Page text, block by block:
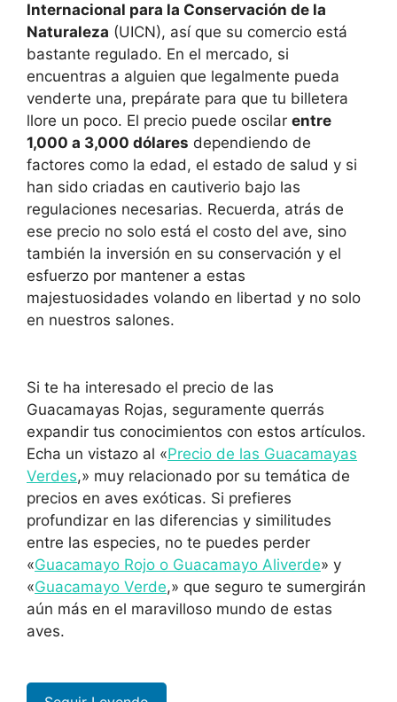
Internacional para la Conservación de la
Naturaleza (UICN), así que su comercio está
bastante regulado. En el mercado, si
encuentras a alguien que legalmente pueda
venderte una, prepárate para que tu billetera
llore un poco. El precio puede oscilar entre
1,000 a 3,000 dólares dependiendo de
factores como la edad, el estado de salud y si
han sido criadas en cautiverio bajo las
regulaciones necesarias. Recuerda, atrás de
ese precio no solo está el costo del ave, sino
también la inversión en su conservación y el
esfuerzo por mantener a estas
majestuosidades volando en libertad y no solo
en nuestros salones.
Si te ha interesado el precio de las
Guacamayas Rojas, seguramente querrás
expandir tus conocimientos con estos artículos.
Echa un vistazo al «Precio de las Guacamayas
Verdes,» muy relacionado por su temática de
precios en aves exóticas. Si prefieres
profundizar en las diferencias y similitudes
entre las especies, no te puedes perder
«Guacamayo Rojo o Guacamayo Aliverde» y
«Guacamayo Verde,» que seguro te sumergirán
aún más en el maravilloso mundo de estas
aves.